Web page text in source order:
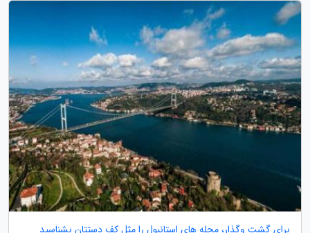
برای گشت وگذار، محله های استانبول را مثل کف دستتان بشناسید